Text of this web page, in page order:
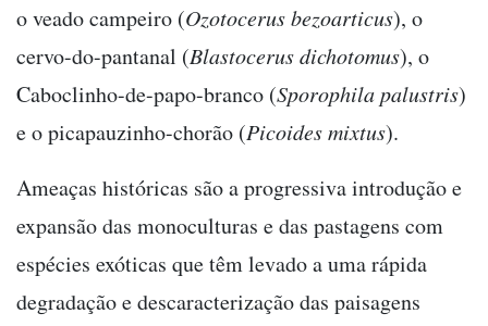
o veado campeiro (Ozotocerus bezoarticus), o
cervo-do-pantanal (Blastocerus dichotomus), o
Caboclinho-de-papo-branco (Sporophila palustris)
e o picapauzinho-chorão (Picoides mixtus).
Ameaças históricas são a progressiva introdução e
expansão das monoculturas e das pastagens com
espécies exóticas que têm levado a uma rápida
degradação e descaracterização das paisagens